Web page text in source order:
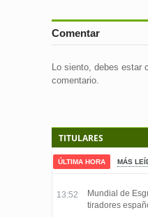
Comentar
Lo siento, debes estar
comentario.
TITULARES
ÚLTIMA HORA MÁS
13:52
Mundial de
tiradores